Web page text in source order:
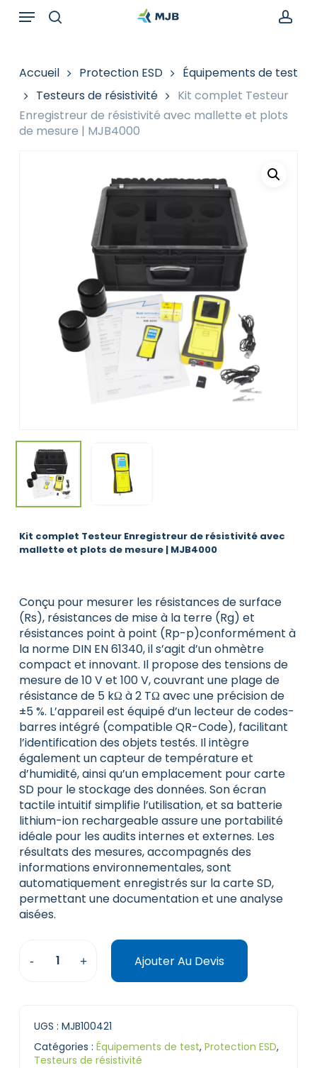
Recherche
Menu
Accueil Protection ESD
Équipements de test
Testeurs de résistivité
Kit complet Testeur
Enregistreur de résistivité avec mallette et plots
de mesure | MJB4000
Kit complet Testeur Enregistreur de résistivité avec
mallette et plots de mesure | MJB4000
Conçu pour mesurer les résistances de surface
(Rs), résistances de mise à la terre (Rg) et
résistances point à point (Rp-p)conformément à
la norme DIN EN 61340, il s’agit d’un ohmètre
compact et innovant. Il propose des tensions de
mesure de 10 V et 100 V, couvrant une plage de
résistance de 5 kΩ à 2 TΩ avec une précision de
±5 %. L’appareil est équipé d’un lecteur de codes-
barres intégré (compatible QR-Code), facilitant
l’identification des objets testés. Il intègre
également un capteur de température et
d’humidité, ainsi qu’un emplacement pour carte
SD pour le stockage des données. Son écran
tactile intuitif simplifie l’utilisation, et sa batterie
lithium-ion rechargeable assure une portabilité
idéale pour les audits internes et externes. Les
résultats des mesures, accompagnés des
informations environnementales, sont
automatiquement enregistrés sur la carte SD,
permettant une documentation et une analyse
aisées.
Ajouter Au Devis
UGS : MJB100421
Catégories : Équipements de test, Protection ESD,
Testeurs de résistivité